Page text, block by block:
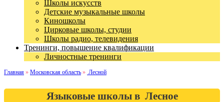
Школы искусств
Детские музыкальные школы
Киношколы
Цирковые школы, студии
Школы радио, телевидения
Тренинги, повышение квалификации
Личностные тренинги
Главная » Московская область » Лесной
Языковые школы в Лесное